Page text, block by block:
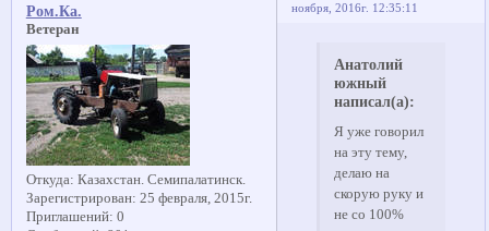
ноября, 2016г. 12:35:11
Ром.Ка.
Ветеран
Откуда: Казахстан. Семипалатинск.
Зарегистрирован: 25 февраля, 2015г.
Приглашений: 0
Анатолий
южный
написал(а):
Я уже говорил
на эту тему,
делаю на
скорую руку и
не со 100%